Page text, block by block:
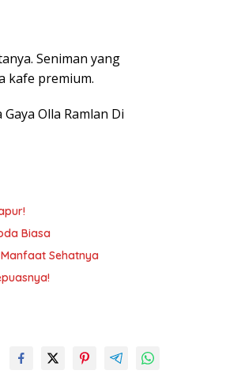
Seniman yang
kafe premium.
Olla Ramlan Di
Biasa
Sehatnya